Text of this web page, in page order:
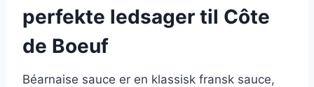
perfekte ledsager til Côte
de Boeuf
Béarnaise sauce er en klassisk fransk sauce,